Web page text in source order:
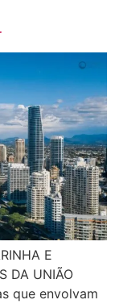
E
DA UNIÃO
que envolvam